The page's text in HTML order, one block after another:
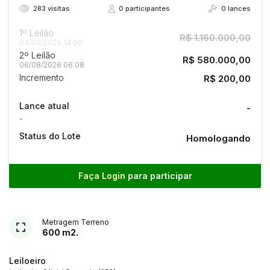
283 visitas 0participantes 0 lances
1º Leilão
04/08/2026 14:00 R$ 1.160.000,00
2º Leilão
06/08/2026 06:08 R$ 580.000,00
Incremento R$ 200,00
Lance atual
-
-
Status do Lote Homologando
Faça Login para participar
Metragem Terreno
600 m2.
Leiloeiro